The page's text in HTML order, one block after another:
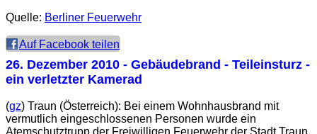
Quelle: Berliner Feuerwehr
Auf Facebook teilen
26. Dezember 2010 - Gebäudebrand - Teileinsturz -
ein verletzter Kamerad
(gz) Traun (Österreich): Bei einem Wohnhausbrand mit
vermutlich eingeschlossenen Personen wurde ein